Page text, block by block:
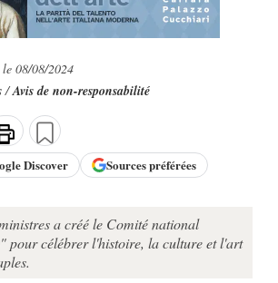
08/08/2024
/Avis de non-responsabilité
Discover Sources préférées
a créé le Comité national
pour célébrer l'histoire, la culture et l'art